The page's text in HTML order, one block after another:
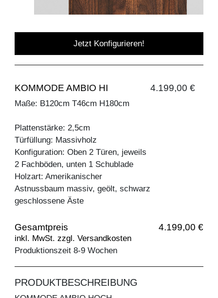
Jetzt Konfigurieren!
KOMMODE AMBIO HI 4.199,00 €
Maße: B120cm T46cm H180cm
Plattenstärke: 2,5cm
Türfüllung: Massivholz
Konfiguration: Oben 2 Türen, jeweils
2 Fachböden, unten 1 Schublade
Holzart: Amerikanischer
Astnussbaum massiv, geölt, schwarz
geschlossene Äste
Gesamtpreis 4.199,00 €
inkl. MwSt. zzgl. Versandkosten
Produktionszeit 8-9 Wochen
PRODUKTBESCHREIBUNG